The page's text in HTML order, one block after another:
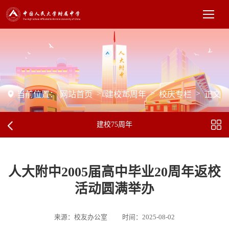
当前位置： 网站首页 > 建校75周年 > 校庆专栏 > 正文
建校75周年
人大附中2005届高中毕业20周年返校
活动圆满举办
来源：校友办公室 时间：2025-08-02